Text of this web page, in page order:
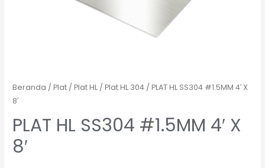
Beranda /Plat /Plat HL /Plat HL 304 / PLAT HL SS304 #1.5MM 4′ X
8′
PLAT HL SS304 #1.5MM 4′ X
8′